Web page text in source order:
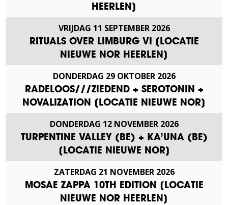
HEERLEN]
VRIJDAG 11 SEPTEMBER 2026
RITUALS OVER LIMBURG VI [LOCATIE
NIEUWE NOR HEERLEN]
DONDERDAG 29 OKTOBER 2026
RADELOOS///ZIEDEND + SEROTONIN +
NOVALIZATION [LOCATIE NIEUWE NOR]
DONDERDAG 12 NOVEMBER 2026
TURPENTINE VALLEY (BE) + KA’UNA (BE)
[LOCATIE NIEUWE NOR]
ZATERDAG 21 NOVEMBER 2026
MOSAE ZAPPA 10TH EDITION [LOCATIE
NIEUWE NOR HEERLEN]